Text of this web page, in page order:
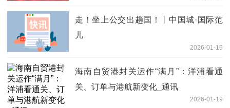
走！坐上公交出趟国！丨中国城·国际范
儿
2026-01-19
海南自贸港封关运作“满月”：洋浦看通
关、订单与港航新变化_通讯
2026-01-19